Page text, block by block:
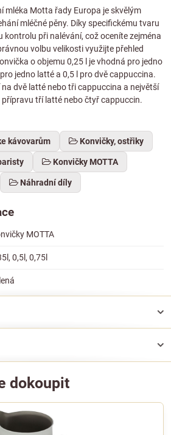
mléka Motta řady Europa je skvělým
mléčné pěny. Díky specifickému tvaru
kontrolu při nalévání, což oceníte zejména
volbu velikosti využijte přehled
o objemu 0,25 l je vhodná pro jedno
jedno latté a 0,5 l pro dvě cappuccina.
dvě latté nebo tři cappuccina a největší
přípravu tří latté nebo čtyř cappuccin.
kávovarům Konvičky, ostřiky
Konvičky MOTTA
Náhradní díly
MOTTA
0,5l, 0,75l
dokoupit